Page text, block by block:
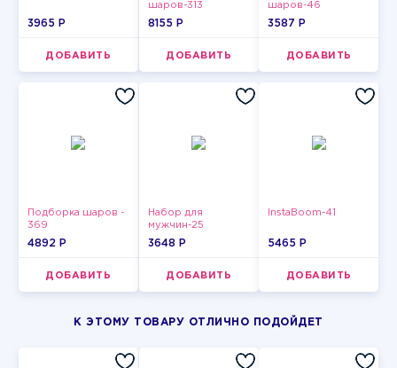
3965 P
ДОБАВИТЬ
шаров-313
8155 P
ДОБАВИТЬ
шаров-46
3587 P
ДОБАВИТЬ
Подборка шаров -
369
4892 P
ДОБАВИТЬ
Набор для
мужчин-25
3648 P
ДОБАВИТЬ
InstaBoom-41
5465 P
ДОБАВИТЬ
К ЭТОМУ ТОВАРУ ОТЛИЧНО ПОДОЙДЕТ